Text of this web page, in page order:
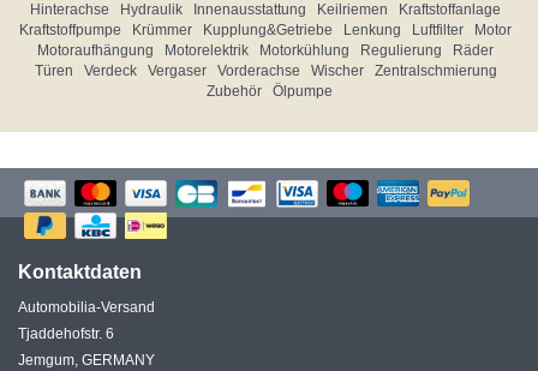
Hinterachse
Hydraulik Innenausstattung Keilriemen
Kraftstoffanlage
Kraftstoffpumpe
Krümmer Kupplung&Getriebe Lenkung Luftfilter
Motor
Motoraufhängung
Motorelektrik Motorkühlung Regulierung
Räder
Türen
Verdeck Vergaser Vorderachse Wischer
Zentralschmierung
Zubehör
Ölpumpe
Kontaktdaten
Automobilia-Versand
Tjaddehofstr. 6
Jemgum, GERMANY